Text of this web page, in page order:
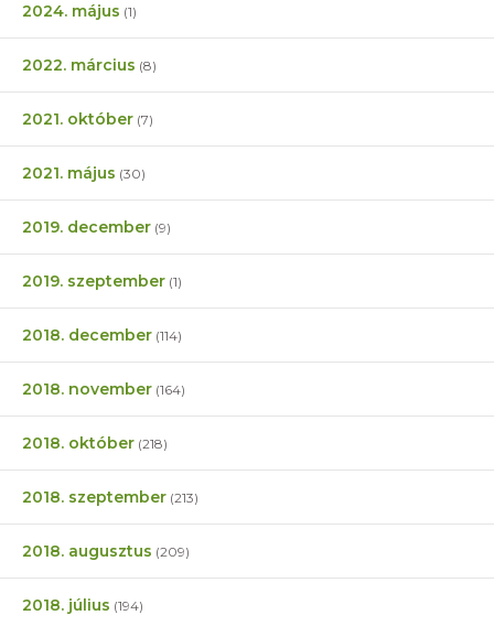
2024. május (1)
2022. március (8)
2021. október (7)
2021. május (30)
2019. december (9)
2019. szeptember (1)
2018. december (114)
2018. november (164)
2018. október (218)
2018. szeptember (213)
2018. augusztus (209)
2018. július (194)